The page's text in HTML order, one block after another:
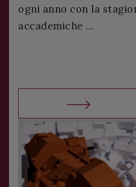
stagione estiva le attività